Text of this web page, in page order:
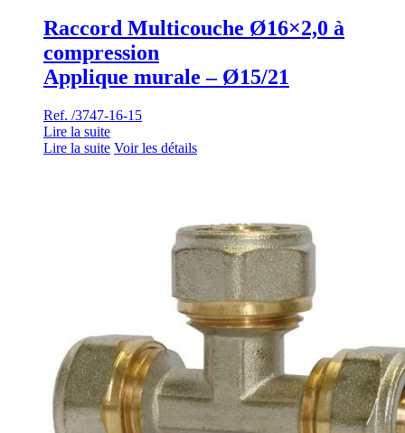
Raccord Multicouche Ø16×2,0 à
compression
Applique murale – Ø15/21
Ref. /3747-16-15
Lire la suite
Lire la suite Voir les détails